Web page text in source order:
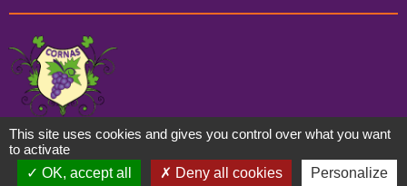
MAIRIE DE CORNAS - RÉALISÉ PAR STARTEO-MENTIONS LÉGALES
This site uses cookies and gives you control over what you want
to activate
OK, accept all
Deny all cookies Personalize